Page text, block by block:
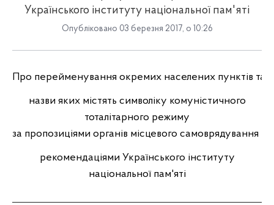
Українського інституту національної пам'яті
Опубліковано 03 березня 2017, о 10:26
Про перейменування окремих населених пунктів та
назви яких містять символіку комуністичного
тоталітарного режиму
за пропозиціями органів місцевого самоврядування
рекомендаціями Українського інституту
національної пам'яті